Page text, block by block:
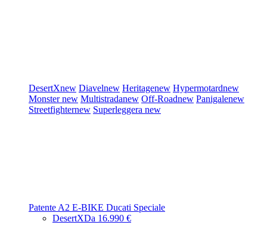
DesertXnew Diavelnew Heritagenew Hypermotardnew
Monsternew Multistradanew Off-Roadnew Panigalenew
Streetfighternew Superleggera new
Patente A2 E-BIKE Ducati Speciale
DesertXDa 16.990 €